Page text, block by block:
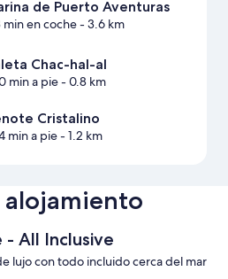
de Puerto Aventuras
min en coche- 3.6 km
Chac-hal-al
min a pie- 0.8 km
Cristalino
min a pie- 1.2 km
alojamiento
- All Inclusive
lujo con todo incluido cerca del mar